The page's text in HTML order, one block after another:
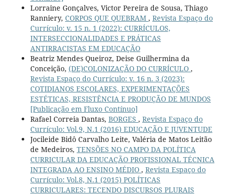
Lorraine Gonçalves, Victor Pereira de Sousa, Thiago
Ranniery, CORPOS QUE QUEBRAM , Revista Espaço do
Currículo: v. 15 n. 1 (2022): CURRÍCULOS,
INTERSECCIONALIDADES E PRÁTICAS
ANTIRRACISTAS EM EDUCAÇÃO
Beatriz Mendes Queiroz, Deise Guilhermina da
Conceição, (DE)COLONIZAÇÃO DO CURRÍCULO ,
Revista Espaço do Currículo: v. 16 n. 3 (2023):
COTIDIANOS ESCOLARES, EXPERIMENTAÇÕES
ESTÉTICAS, RESISTÊNCIA E PRODUÇÃO DE MUNDOS
[Publicação em Fluxo Contínuo]
Rafael Correia Dantas, BORGES , Revista Espaço do
Currículo: Vol.9, N.1 (2016) EDUCAÇÃO E JUVENTUDE
Jocileide Bidô Carvalho Leite, Valéria de Matos Leitão
de Medeiros, TENSÕES NO CAMPO DA POLÍTICA
CURRICULAR DA EDUCAÇÃO PROFISSIONAL TÉCNICA
INTEGRADA AO ENSINO MÉDIO , Revista Espaço do
Currículo: Vol.8, N.1 (2015) POLÍTICAS
CURRICULARES: TECENDO DISCURSOS PLURAIS